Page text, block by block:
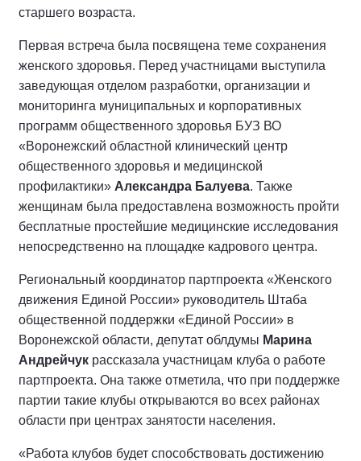
старшего возраста.
Первая встреча была посвящена теме сохранения
женского здоровья. Перед участницами выступила
заведующая отделом разработки, организации и
мониторинга муниципальных и корпоративных
программ общественного здоровья БУЗ ВО
«Воронежский областной клинический центр
общественного здоровья и медицинской
профилактики» Александра Балуева. Также
женщинам была предоставлена возможность пройти
бесплатные простейшие медицинские исследования
непосредственно на площадке кадрового центра.
Региональный координатор партпроекта «Женского
движения Единой России» руководитель Штаба
общественной поддержки «Единой России» в
Воронежской области, депутат облдумы Марина
Андрейчук рассказала участницам клуба о работе
партпроекта. Она также отметила, что при поддержке
партии такие клубы открываются во всех районах
области при центрах занятости населения.
«Работа клубов будет способствовать достижению